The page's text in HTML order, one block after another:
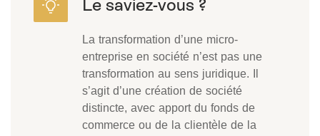
La transformation d’une micro-
entreprise en société n’est pas une
transformation au sens juridique. Il
s’agit d’une création de société
distincte, avec apport du fonds de
commerce ou de la clientèle de la